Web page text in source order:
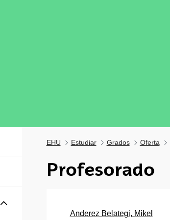
Mostrar/ocultar subpáginas
EHU Estudiar Grados Oferta
Profesorado
Anderez Belategi, Mikel